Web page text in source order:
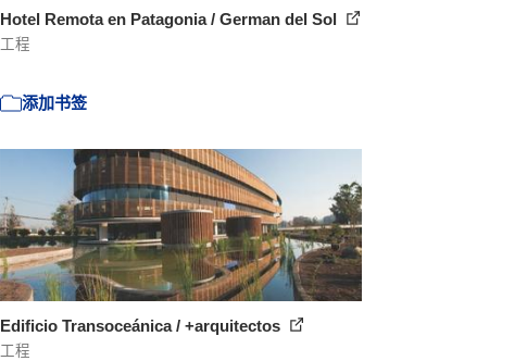
Hotel Remota en Patagonia / German del Sol
工程
添加书签
Edificio Transoceánica / +arquitectos
工程